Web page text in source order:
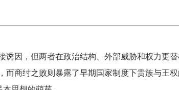
因，但两者在政治结构、外部威胁和权力更
商纣之败则暴露了早期国家制度下贵族与王权